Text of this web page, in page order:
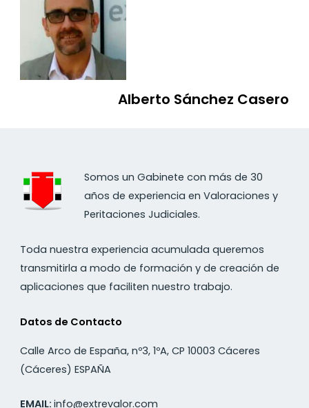
Alberto Sánchez Casero
Somos un Gabinete con más de 30
años de experiencia en Valoraciones y
Peritaciones Judiciales.
Toda nuestra experiencia acumulada queremos
transmitirla a modo de formación y de creación de
aplicaciones que faciliten nuestro trabajo.
Datos de Contacto
Calle Arco de España, nº3, 1ºA, CP 10003 Cáceres
(Cáceres) ESPAÑA
EMAIL:info@extrevalor.com